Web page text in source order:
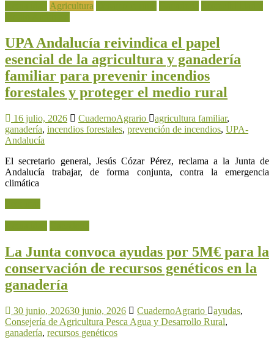
Agricultura
UPA Andalucía reivindica el papel
esencial de la agricultura y ganadería
familiar para prevenir incendios
forestales y proteger el medio rural
16 julio, 2026 CuadernoAgrario agricultura familiar,
ganadería, incendios forestales, prevención de incendios, UPA-
Andalucía
El secretario general, Jesús Cózar Pérez, reclama a la Junta de
Andalucía trabajar, de forma conjunta, contra la emergencia
climática
La Junta convoca ayudas por 5M€ para la
conservación de recursos genéticos en la
ganadería
30 junio, 202630 junio, 2026 CuadernoAgrario ayudas,
Consejería de Agricultura Pesca Agua y Desarrollo Rural,
ganadería, recursos genéticos